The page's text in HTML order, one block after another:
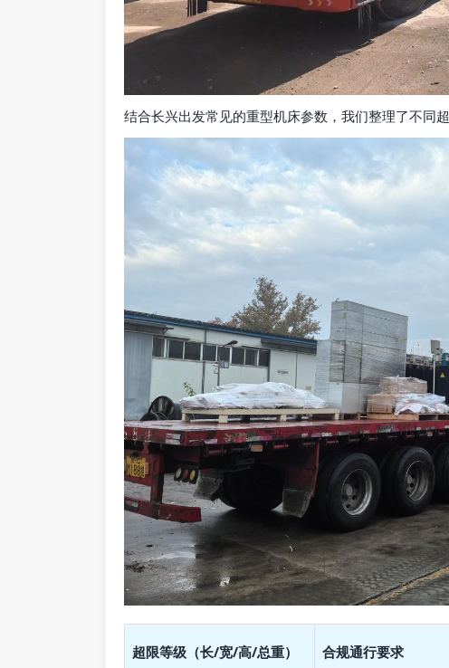
结合长兴出发常见的重型机床参数，我们整理了不同
超限等级（长/宽/高/总重） 合规通行要求